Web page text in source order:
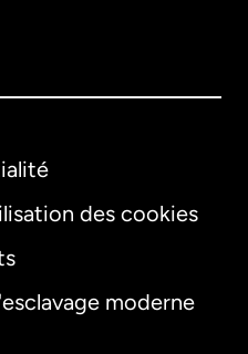
des cookies
moderne